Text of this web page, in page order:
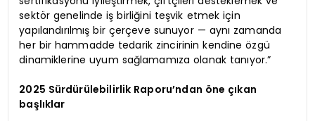
sektör genelinde iş birliğini teşvik etmek için
yapılandırılmış bir çerçeve sunuyor — aynı zamanda
her bir hammadde tedarik zincirinin kendine özgü
dinamiklerine uyum sağlamamıza olanak tanıyor.”
2025 Sürdürülebilirlik Raporu’ndan öne çıkan
başlıklar